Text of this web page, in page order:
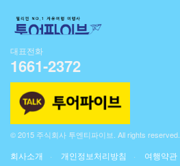
대표전화
1661-2372
© 2015 주식회사 투엔티파이브. All rights reserved.
회사소개 개인정보처리방침 여행약관